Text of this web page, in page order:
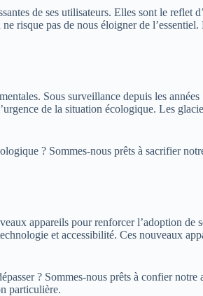
de ses utilisateurs. Elles sont le reflet
risque pas de nous éloigner de
Sous surveillance depuis les
de la situation écologique. Les
? Sommes-nous prêts à sacrifier
appareils pour renforcer l’adoption de
et accessibilité. Ces nouveaux
? Sommes-nous prêts à confier
particulière.